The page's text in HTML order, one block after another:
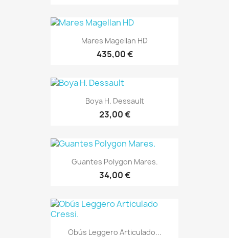
Mares Magellan HD
435,00 €
Boya H. Dessault
23,00 €
Guantes Polygon Mares.
34,00 €
Obús Leggero Articulado...